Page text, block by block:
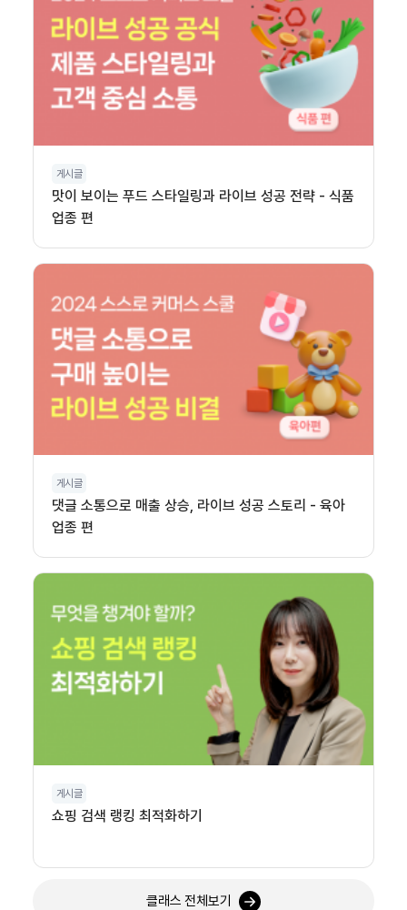
게시글
맛이 보이는 푸드 스타일링과 라이브 성공 전략 - 식품
업종 편
게시글
댓글 소통으로 매출 상승, 라이브 성공 스토리 - 육아
업종 편
게시글
쇼핑 검색 랭킹 최적화하기
클래스 전체보기